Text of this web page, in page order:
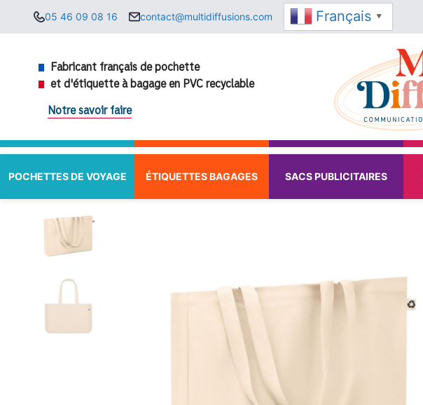
05 46 09 08 16 contact@multidiffusions.com Français ▼
Fabricant français de pochette
et d'étiquette à bagage en PVC recyclable
Notre savoir faire
POCHETTES DE VOYAGE ÉTIQUETTES BAGAGES SACS PUBLICITAIRES